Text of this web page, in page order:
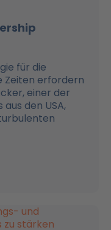
für die
Zeiten erfordern
einer der
den USA,